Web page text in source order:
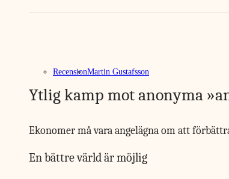
RecensionMartin Gustafsson
Ytlig kamp mot anonyma
Ekonomer må vara angelägna om att
En bättre värld är möjlig